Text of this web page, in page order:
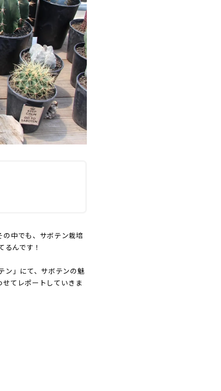
中でも、サボテン栽培
んです！
ン」にて、サボテンの魅
てレポートしていきま